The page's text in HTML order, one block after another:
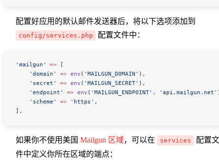
配置好应用的默认邮件发送器后，将以下选项添加到
config/services.php 配置文件中：
'mailgun' => [
    'domain'
=> env ( 'MAILGUN_DOMAIN' ),
    'secret'
=> env ( 'MAILGUN_SECRET' ),
    'endpoint'
=> env ( 'MAILGUN_ENDPOINT' , 'api.mailgun.net'
    'scheme'
=> 'https' ,
],
如果你不使用美国 Mailgun 区域，可以在 services
配置文
件中定义你所在区域的端点：